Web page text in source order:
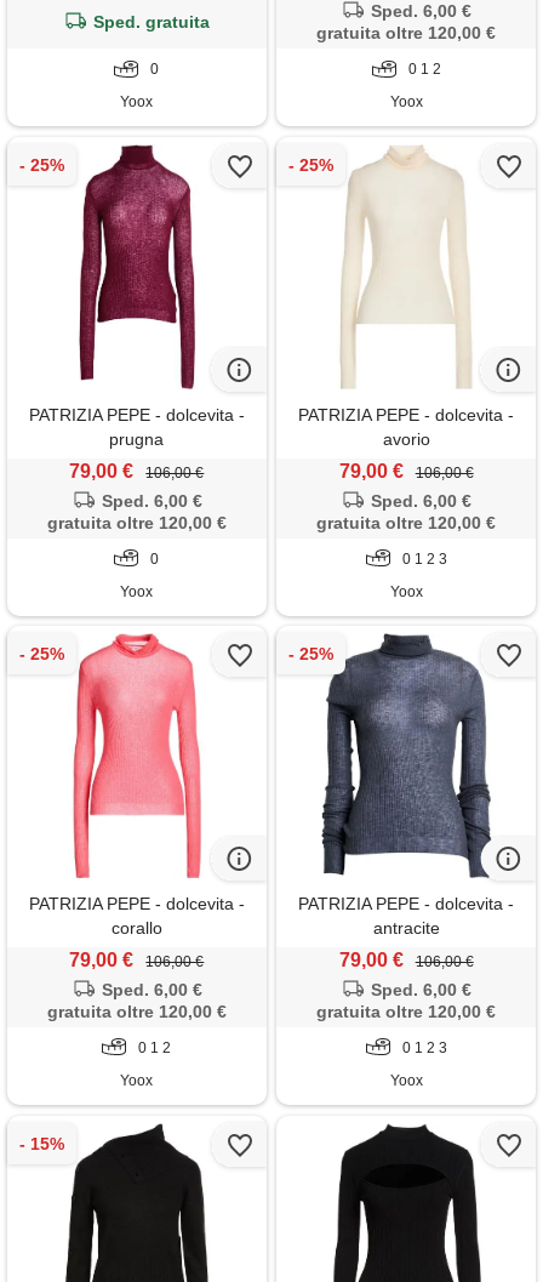
Sped. gratuita
0
Yoox
Sped. 6,00 €
gratuita oltre 120,00 €
0 1 2
Yoox
PATRIZIA PEPE - dolcevita -
prugna
79,00 € 106,00 €
Sped. 6,00 €
gratuita oltre 120,00 €
0
Yoox
PATRIZIA PEPE - dolcevita -
avorio
79,00 € 106,00 €
Sped. 6,00 €
gratuita oltre 120,00 €
0 1 2 3
Yoox
PATRIZIA PEPE - dolcevita -
corallo
79,00 € 106,00 €
Sped. 6,00 €
gratuita oltre 120,00 €
0 1 2
Yoox
PATRIZIA PEPE - dolcevita -
antracite
79,00 € 106,00 €
Sped. 6,00 €
gratuita oltre 120,00 €
0 1 2 3
Yoox